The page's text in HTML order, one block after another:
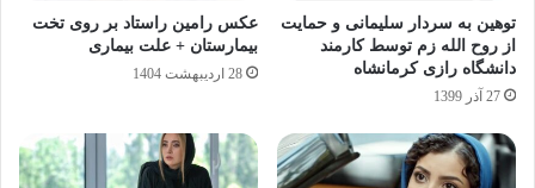
توهین به سردار سلیمانی و حمایت
از روح الله زم توسط کارمند
دانشگاه رازی کرمانشاه
27 آذر 1399
عکس رامین راستاد بر روی تخت
بیمارستان + علت بیماری
28 اردیبهشت 1404